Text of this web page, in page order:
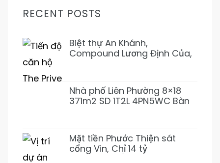
RECENT POSTS
Biệt thự An Khánh,
Compound Lương Định Của,
Nhà phố Liên Phường 8×18
371m2 SD 1T2L 4PN5WC Bàn
Mặt tiền Phước Thiện sát
cổng Vin, Chỉ 14 tỷ